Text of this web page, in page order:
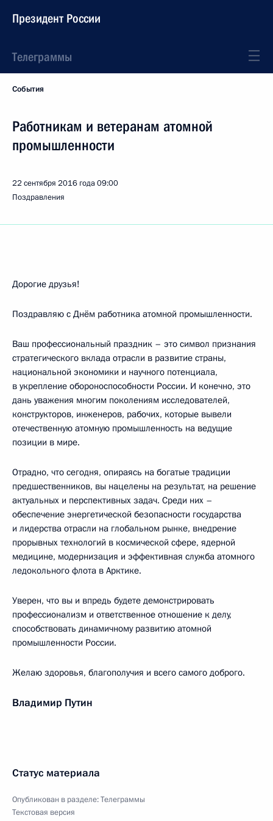
Президент России
Телеграммы
События
Работникам и ветеранам атомной
промышленности
22 сентября 2016 года09:00
Поздравления
Дорогие друзья!
Поздравляю с Днём работника атомной промышленности.
Ваш профессиональный праздник – это символ признания
стратегического вклада отрасли в развитие страны,
национальной экономики и научного потенциала,
в укрепление обороноспособности России. И конечно, это
дань уважения многим поколениям исследователей,
конструкторов, инженеров, рабочих, которые вывели
отечественную атомную промышленность на ведущие
позиции в мире.
Отрадно, что сегодня, опираясь на богатые традиции
предшественников, вы нацелены на результат, на решение
актуальных и перспективных задач. Среди них –
обеспечение энергетической безопасности государства
и лидерства отрасли на глобальном рынке, внедрение
прорывных технологий в космической сфере, ядерной
медицине, модернизация и эффективная служба атомного
ледокольного флота в Арктике.
Уверен, что вы и впредь будете демонстрировать
профессионализм и ответственное отношение к делу,
способствовать динамичному развитию атомной
промышленности России.
Желаю здоровья, благополучия и всего самого доброго.
Владимир Путин
Статус материала
Опубликован в разделе:Телеграммы
Текстовая версия